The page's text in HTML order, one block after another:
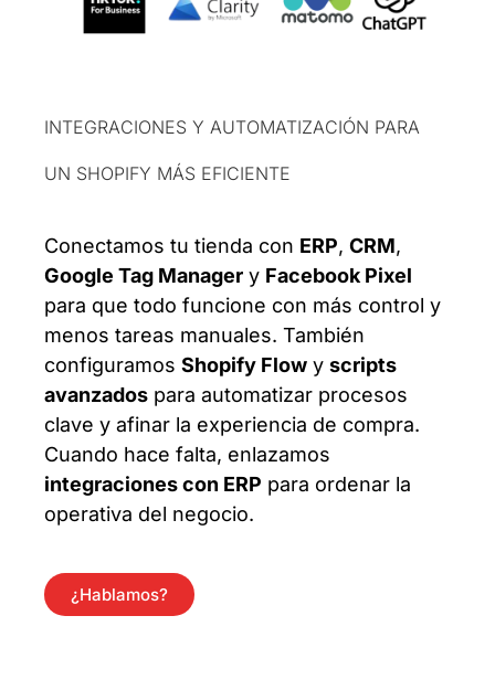
INTEGRACIONES Y AUTOMATIZACIÓN PARA
UN SHOPIFY MÁS EFICIENTE
Conectamos tu tienda con ERP, CRM,
Google Tag Manager y Facebook Pixel
para que todo funcione con más control y
menos tareas manuales. También
configuramos Shopify Flow y scripts
avanzados para automatizar procesos
clave y afinar la experiencia de compra.
Cuando hace falta, enlazamos
integraciones con ERP para ordenar la
operativa del negocio.
¿Hablamos?